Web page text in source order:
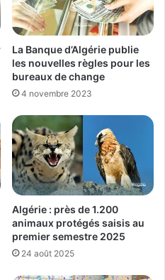
La Banque d’Algérie publie
les nouvelles règles pour les
bureaux de change
4 novembre 2023
Algérie : près de 1.200
animaux protégés saisis au
premier semestre 2025
24 août 2025